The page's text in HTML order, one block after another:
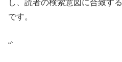
し、読者の検索意図に合致す
です。
“`